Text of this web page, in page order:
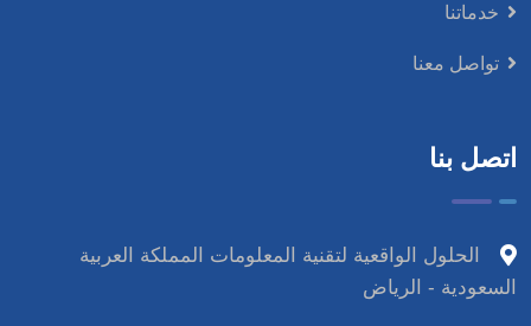
خدماتنا
تواصل معنا
اتصل بنا
الحلول الواقعية لتقنية المعلومات المملكة العربية
السعودية - الرياض